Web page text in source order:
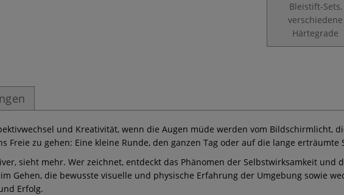
Bleistift-Sets,
verschiedene
Härtegrade
und Kreativität, wenn die Augen müde werden vom Bildschirmlicht,
Freie zu gehen: Eine kleine Runde, den ganzen Tag oder auf die lange erträumte
sieht mehr. Wer zeichnet, entdeckt das Phänomen der Selbstwirksamkeit und
Gehen, die bewusste visuelle und physische Erfahrung der Umgebung sowie
Erfolg.